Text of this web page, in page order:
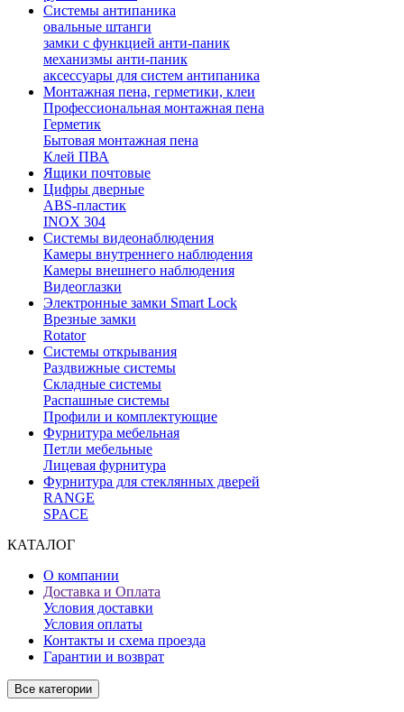
Системы антипаника
овальные штанги
замки с функцией анти-паник
механизмы анти-паник
аксессуары для систем антипаника
Монтажная пена, герметики, клеи
Профессиональная монтажная пена
Герметик
Бытовая монтажная пена
Клей ПВА
Ящики почтовые
Цифры дверные
ABS-пластик
INOX 304
Системы видеонаблюдения
Камеры внутреннего наблюдения
Камеры внешнего наблюдения
Видеоглазки
Электронные замки Smart Lock
Врезные замки
Rotator
Системы открывания
Раздвижные системы
Складные системы
Распашные системы
Профили и комплектующие
Фурнитура мебельная
Петли мебельные
Лицевая фурнитура
Фурнитура для стеклянных дверей
RANGE
SPACE
КАТАЛОГ
О компании
Доставка и Оплата
Условия доставки
Условия оплаты
Контакты и схема проезда
Гарантии и возврат
Все категории